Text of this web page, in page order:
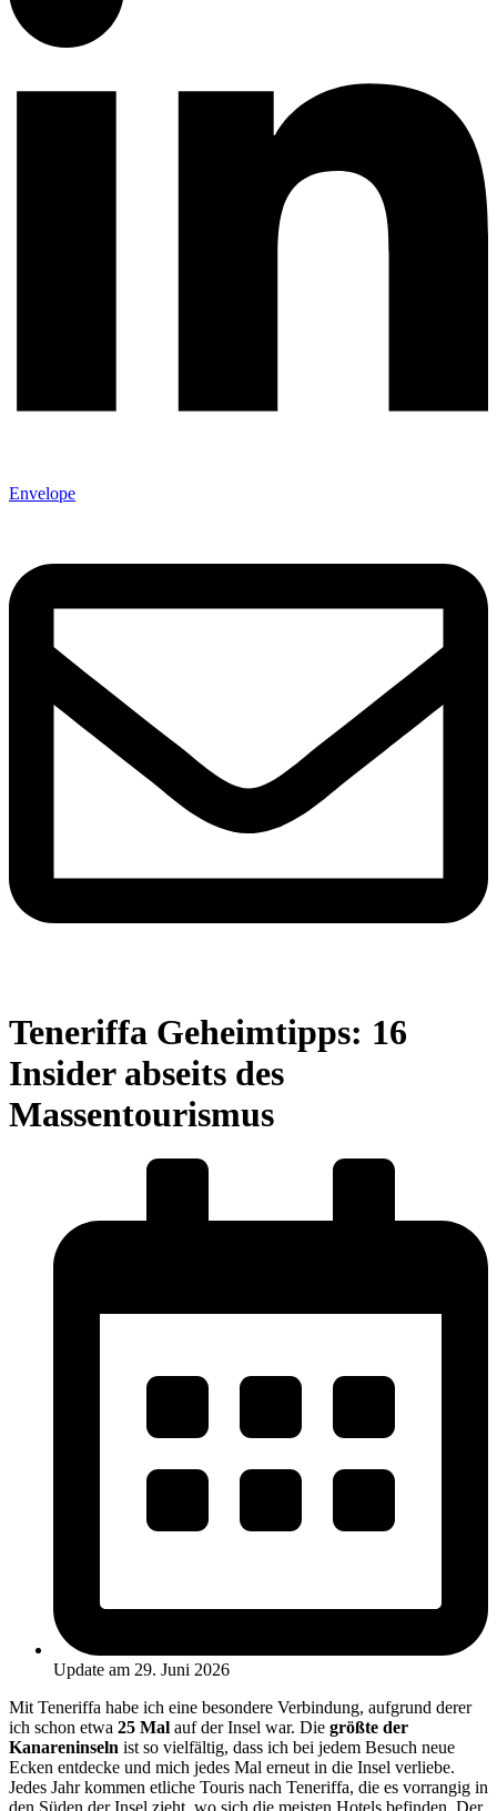
Envelope
Teneriffa Geheimtipps: 16
Insider abseits des
Massentourismus
Update am 29. Juni 2026
Mit Teneriffa habe ich eine besondere Verbindung, aufgrund derer
ich schon etwa 25 Mal auf der Insel war. Die größte der
Kanareninseln ist so vielfältig, dass ich bei jedem Besuch neue
Ecken entdecke und mich jedes Mal erneut in die Insel verliebe.
Jedes Jahr kommen etliche Touris nach Teneriffa, die es vorrangig in